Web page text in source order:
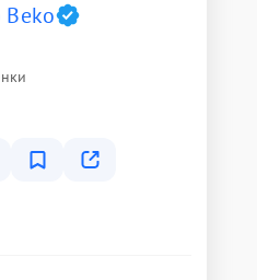
Beko